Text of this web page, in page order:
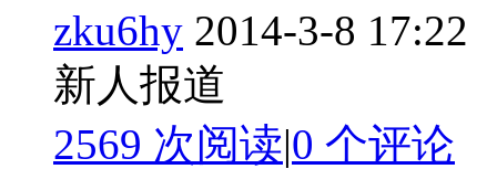
zku6hy 2014-3-8 17:22
新人报道
2569 次阅读|0 个评论